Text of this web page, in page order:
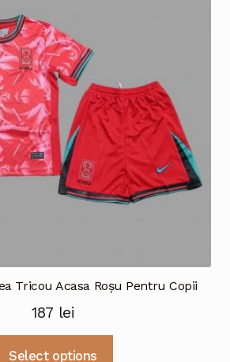
în
pagina
produsului.
Tricou Acasa Roșu Pentru Copii
187 lei
Select options